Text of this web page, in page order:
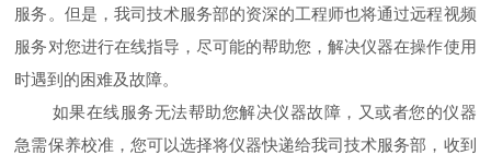
服务。但是，我司技术服务部的资深的工程师也将通过远程视频
服务对您进行在线指导，尽可能的帮助您，解决仪器在操作使用
时遇到的困难及故障。
如果在线服务无法帮助您解决仪器故障，又或者您的仪器
急需保养校准，您可以选择将仪器快递给我司技术服务部，收到